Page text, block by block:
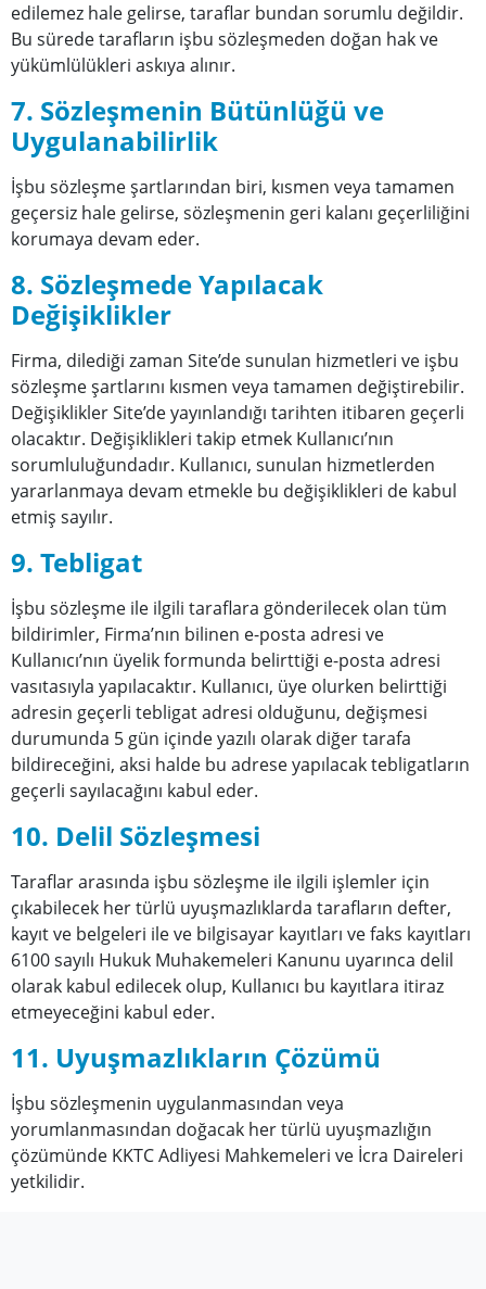
edilemez hale gelirse, taraflar bundan sorumlu değildir.
Bu sürede tarafların işbu sözleşmeden doğan hak ve
yükümlülükleri askıya alınır.
7. Sözleşmenin Bütünlüğü ve
Uygulanabilirlik
İşbu sözleşme şartlarından biri, kısmen veya tamamen
geçersiz hale gelirse, sözleşmenin geri kalanı geçerliliğini
korumaya devam eder.
8. Sözleşmede Yapılacak
Değişiklikler
Firma, dilediği zaman Site’de sunulan hizmetleri ve işbu
sözleşme şartlarını kısmen veya tamamen değiştirebilir.
Değişiklikler Site’de yayınlandığı tarihten itibaren geçerli
olacaktır. Değişiklikleri takip etmek Kullanıcı’nın
sorumluluğundadır. Kullanıcı, sunulan hizmetlerden
yararlanmaya devam etmekle bu değişiklikleri de kabul
etmiş sayılır.
9. Tebligat
İşbu sözleşme ile ilgili taraflara gönderilecek olan tüm
bildirimler, Firma’nın bilinen e-posta adresi ve
Kullanıcı’nın üyelik formunda belirttiği e-posta adresi
vasıtasıyla yapılacaktır. Kullanıcı, üye olurken belirttiği
adresin geçerli tebligat adresi olduğunu, değişmesi
durumunda 5 gün içinde yazılı olarak diğer tarafa
bildireceğini, aksi halde bu adrese yapılacak tebligatların
geçerli sayılacağını kabul eder.
10. Delil Sözleşmesi
Taraflar arasında işbu sözleşme ile ilgili işlemler için
çıkabilecek her türlü uyuşmazlıklarda tarafların defter,
kayıt ve belgeleri ile ve bilgisayar kayıtları ve faks kayıtları
6100 sayılı Hukuk Muhakemeleri Kanunu uyarınca delil
olarak kabul edilecek olup, Kullanıcı bu kayıtlara itiraz
etmeyeceğini kabul eder.
11. Uyuşmazlıkların Çözümü
İşbu sözleşmenin uygulanmasından veya
yorumlanmasından doğacak her türlü uyuşmazlığın
çözümünde KKTC Adliyesi Mahkemeleri ve İcra Daireleri
yetkilidir.